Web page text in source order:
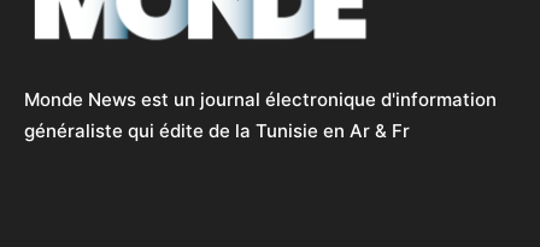
Monde News est un journal électronique d'information
généraliste qui édite de la Tunisie en Ar & Fr